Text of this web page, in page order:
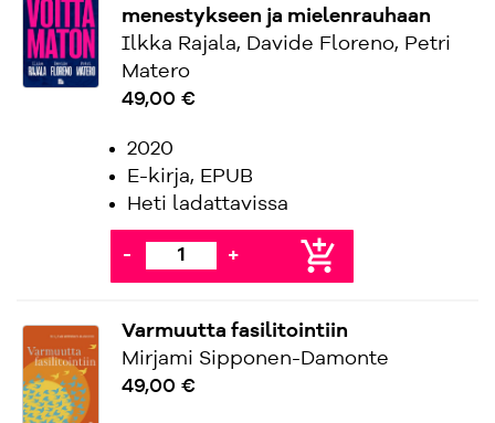
menestykseen ja mielenrauhaan
Ilkka Rajala, Davide Floreno, Petri
Matero
49,00 €
2020
E-kirja, EPUB
Heti ladattavissa
- + add_shopping_cart
Varmuutta fasilitointiin
Mirjami Sipponen-Damonte
49,00 €